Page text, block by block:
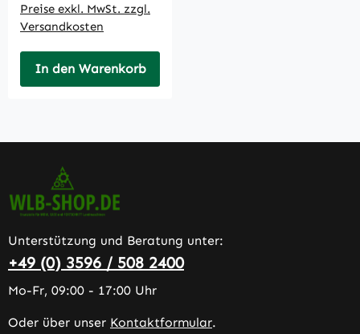
Preise exkl. MwSt. zzgl.
Versandkosten
In den Warenkorb
Unterstützung und Beratung unter:
+49 (0) 3596 / 508 2400
Mo-Fr, 09:00 - 17:00 Uhr
Oder über unser Kontaktformular.